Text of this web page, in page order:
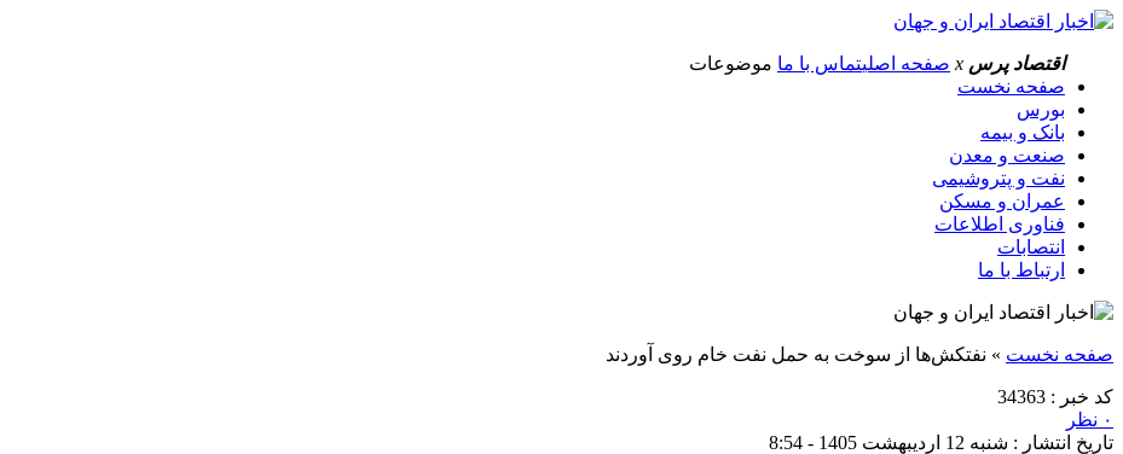
اقتصاد پرس x صفحه اصلیتماس با ما موضوعات
صفحه نخست
بورس
بانک و بیمه
صنعت و معدن
نفت و پتروشیمی
عمران و مسکن
فناوری اطلاعات
انتصابات
ارتباط با ما
صفحه نخست » نفتکش‌ها از سوخت به حمل نفت خام روی ‌آوردند
کد خبر : 34363
۰ نظر
تاریخ انتشار : شنبه 12 اردیبهشت 1405 - 8:54